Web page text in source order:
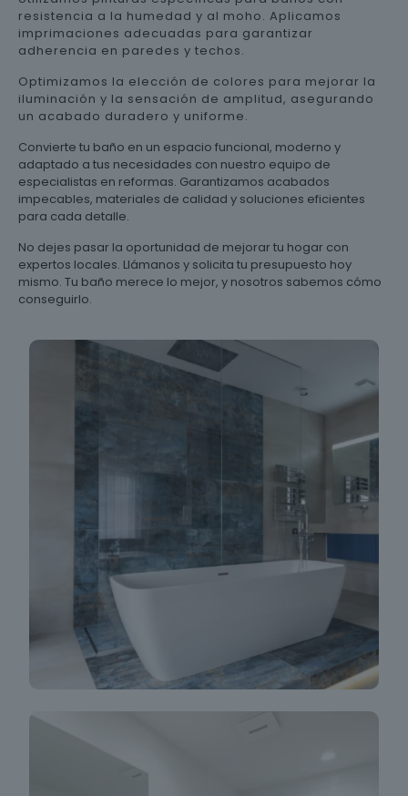
resistencia a la humedad y al moho. Aplicamos
imprimaciones adecuadas para garantizar
adherencia en paredes y techos.
Optimizamos la elección de colores para mejorar la
iluminación y la sensación de amplitud, asegurando
un acabado duradero y uniforme.
Convierte tu baño en un espacio funcional, moderno y
adaptado a tus necesidades con nuestro equipo de
especialistas en reformas. Garantizamos acabados
impecables, materiales de calidad y soluciones eficientes
para cada detalle.
No dejes pasar la oportunidad de mejorar tu hogar con
expertos locales. Llámanos y solicita tu presupuesto hoy
mismo. Tu baño merece lo mejor, y nosotros sabemos cómo
conseguirlo.